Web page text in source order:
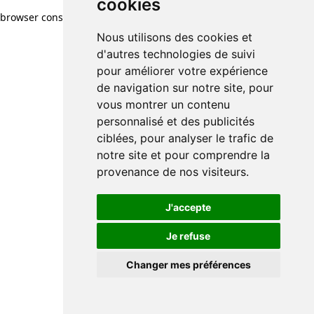
cookies
Nous utilisons des cookies et
d'autres technologies de suivi
pour améliorer votre expérience
de navigation sur notre site, pour
vous montrer un contenu
personnalisé et des publicités
ciblées, pour analyser le trafic de
notre site et pour comprendre la
provenance de nos visiteurs.
J'accepte
Je refuse
Changer mes préférences
browser console for more information)